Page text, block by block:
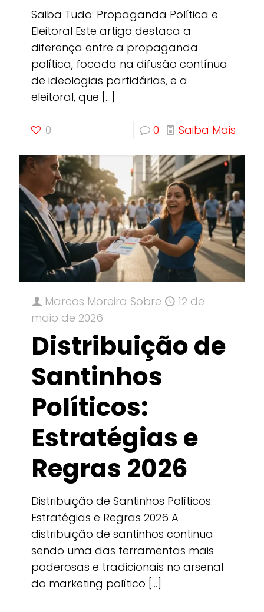
Saiba Tudo: Propaganda Política e
Eleitoral Este artigo destaca a
diferença entre a propaganda
política, focada na difusão contínua
de ideologias partidárias, e a
eleitoral, que […]
0 0 Saiba Mais
Marcos Moreira Sobre
12 de
maio de 2026
Distribuição de
Santinhos
Políticos:
Estratégias e
Regras 2026
Distribuição de Santinhos Políticos:
Estratégias e Regras 2026 A
distribuição de santinhos continua
sendo uma das ferramentas mais
poderosas e tradicionais no arsenal
do marketing político […]